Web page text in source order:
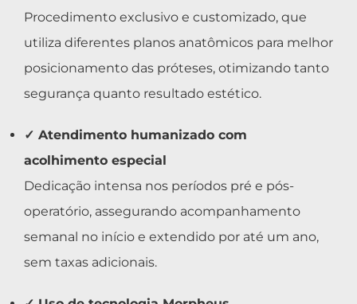
Procedimento exclusivo e customizado, que
utiliza diferentes planos anatômicos para melhor
posicionamento das próteses, otimizando tanto
segurança quanto resultado estético.
✓ Atendimento humanizado com
acolhimento especial
Dedicação intensa nos períodos pré e pós-
operatório, assegurando acompanhamento
semanal no início e extendido por até um ano,
sem taxas adicionais.